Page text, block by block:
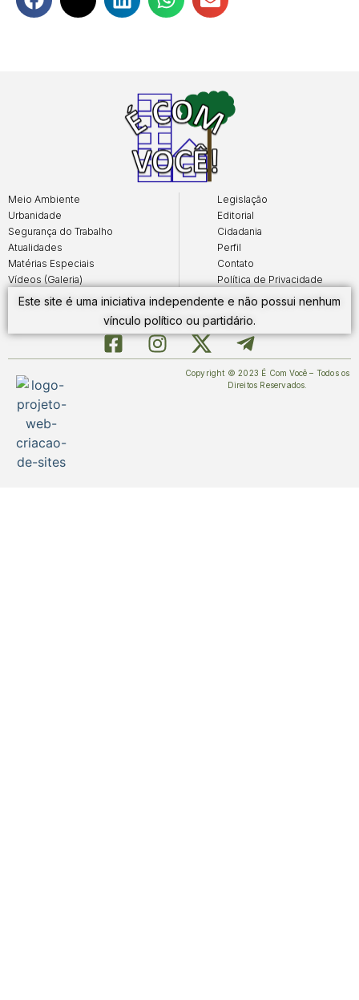
Meio Ambiente
Urbanidade
Segurança do Trabalho
Atualidades
Matérias Especiais
Vídeos (Galeria)
Legislação
Editorial
Cidadania
Perfil
Contato
Política de Privacidade
Este site é uma iniciativa independente e não possui nenhum
vínculo político ou partidário.
Copyright © 2023 É Com Você – Todos os
Direitos Reservados.